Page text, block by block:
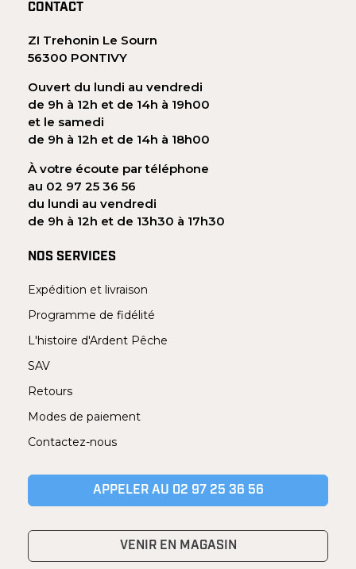
CONTACT
ZI Trehonin Le Sourn
56300 PONTIVY
Ouvert du lundi au vendredi
de 9h à 12h et de 14h à 19h00
et le samedi
de 9h à 12h et de 14h à 18h00
À votre écoute par téléphone
au 02 97 25 36 56
du lundi au vendredi
de 9h à 12h et de 13h30 à 17h30
NOS SERVICES
Expédition et livraison
Programme de fidélité
L'histoire d'Ardent Pêche
SAV
Retours
Modes de paiement
Contactez-nous
APPELER AU 02 97 25 36 56
VENIR EN MAGASIN